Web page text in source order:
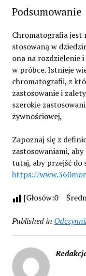
Podsumowanie
Chromatografia jest
stosowaną w
ona na rozdzielenie
w próbce. Istnieje
chromatografii, z
zastosowanie i
szerokie
żywnościowej,
Zapoznaj się z
zastosowaniami,
tutaj, aby przejść do
https://
[Głosów:0
Published in